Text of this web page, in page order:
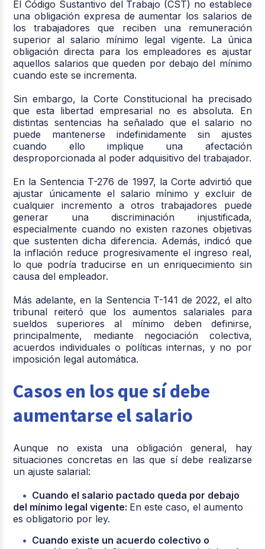
El Código Sustantivo del Trabajo (CST) no establece
una obligación expresa de aumentar los salarios de
los trabajadores que reciben una remuneración
superior al salario mínimo legal vigente. La única
obligación directa para los empleadores es ajustar
aquellos salarios que queden por debajo del mínimo
cuando este se incrementa.
Sin embargo, la Corte Constitucional ha precisado
que esta libertad empresarial no es absoluta. En
distintas sentencias ha señalado que el salario no
puede mantenerse indefinidamente sin ajustes
cuando ello implique una afectación
desproporcionada al poder adquisitivo del trabajador.
En la Sentencia T-276 de 1997, la Corte advirtió que
ajustar únicamente el salario mínimo y excluir de
cualquier incremento a otros trabajadores puede
generar una discriminación injustificada,
especialmente cuando no existen razones objetivas
que sustenten dicha diferencia. Además, indicó que
la inflación reduce progresivamente el ingreso real,
lo que podría traducirse en un enriquecimiento sin
causa del empleador.
Más adelante, en la Sentencia T-141 de 2022, el alto
tribunal reiteró que los aumentos salariales para
sueldos superiores al mínimo deben definirse,
principalmente, mediante negociación colectiva,
acuerdos individuales o políticas internas, y no por
imposición legal automática.
Casos en los que sí debe
aumentarse el salario
Aunque no exista una obligación general, hay
situaciones concretas en las que sí debe realizarse
un ajuste salarial:
Cuando el salario pactado queda por debajo
del mínimo legal vigente: En este caso, el aumento
es obligatorio por ley.
Cuando existe un acuerdo colectivo o